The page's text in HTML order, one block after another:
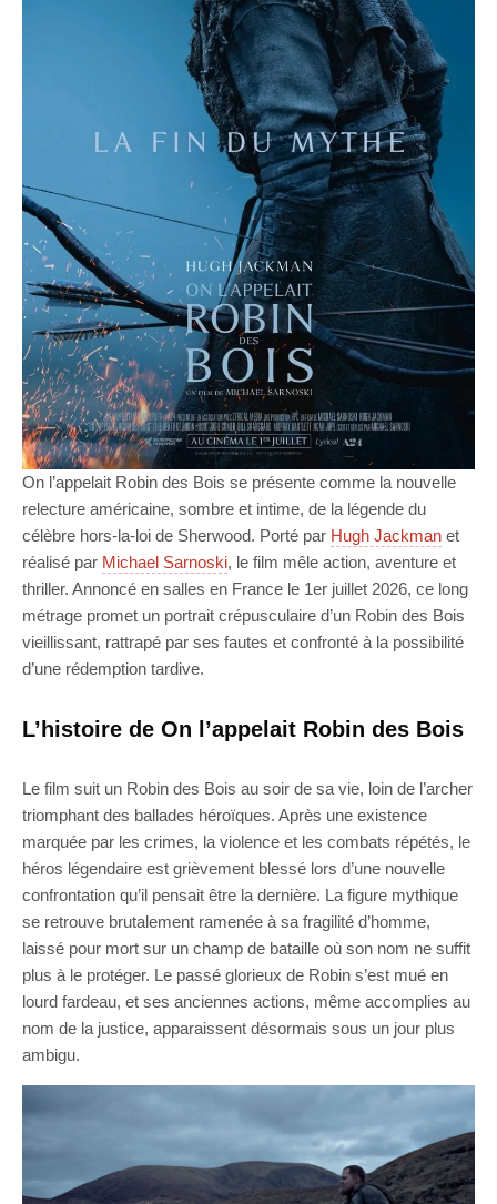
On l’appelait Robin des Bois se présente comme la nouvelle
relecture américaine, sombre et intime, de la légende du
célèbre hors-la-loi de Sherwood. Porté par Hugh Jackman et
réalisé par Michael Sarnoski, le film mêle action, aventure et
thriller. Annoncé en salles en France le 1er juillet 2026, ce long
métrage promet un portrait crépusculaire d’un Robin des Bois
vieillissant, rattrapé par ses fautes et confronté à la possibilité
d’une rédemption tardive.
L’histoire de On l’appelait Robin des Bois
Le film suit un Robin des Bois au soir de sa vie, loin de l’archer
triomphant des ballades héroïques. Après une existence
marquée par les crimes, la violence et les combats répétés, le
héros légendaire est grièvement blessé lors d’une nouvelle
confrontation qu’il pensait être la dernière. La figure mythique
se retrouve brutalement ramenée à sa fragilité d’homme,
laissé pour mort sur un champ de bataille où son nom ne suffit
plus à le protéger. Le passé glorieux de Robin s’est mué en
lourd fardeau, et ses anciennes actions, même accomplies au
nom de la justice, apparaissent désormais sous un jour plus
ambigu.